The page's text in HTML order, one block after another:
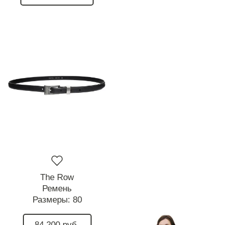
The Row
Ремень
Размеры: 80